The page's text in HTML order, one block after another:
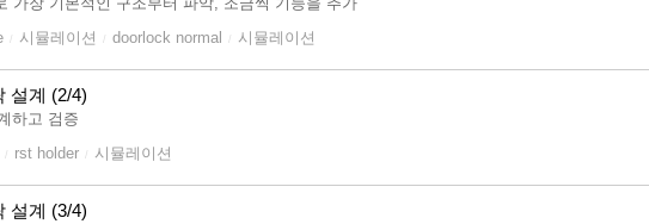
시뮬레이션 doorlock normal 시뮬레이션
설계 (2/4)
하고 검증
rst holder 시뮬레이션
설계 (3/4)